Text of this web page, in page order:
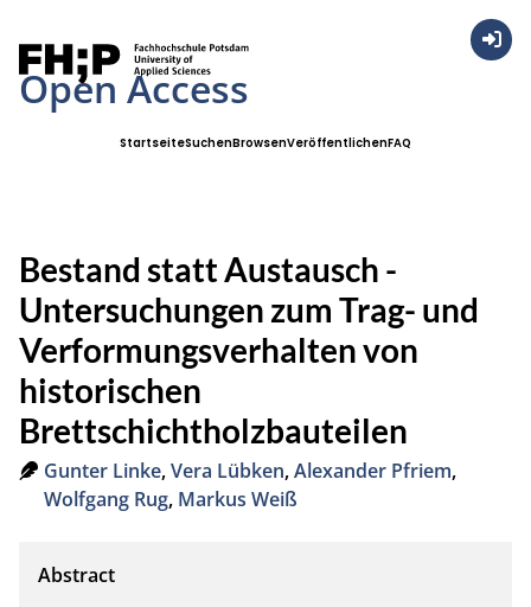
Open Access
StartseiteSuchenBrowsenVeröffentlichenFAQ
Bestand statt Austausch -
Untersuchungen zum Trag- und
Verformungsverhalten von
historischen
Brettschichtholzbauteilen
Gunter Linke,Vera Lübken,Alexander Pfriem,
Wolfgang Rug, Markus Weiß